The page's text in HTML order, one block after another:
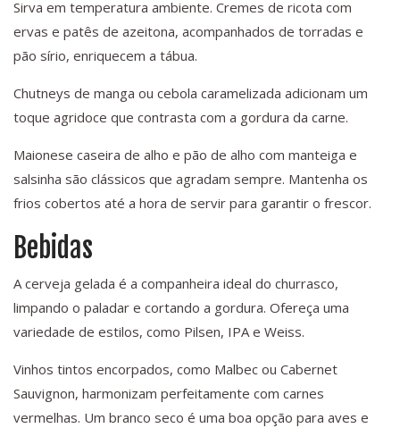
Sirva em temperatura ambiente. Cremes de ricota com
ervas e patês de azeitona, acompanhados de torradas e
pão sírio, enriquecem a tábua.
Chutneys de manga ou cebola caramelizada adicionam um
toque agridoce que contrasta com a gordura da carne.
Maionese caseira de alho e pão de alho com manteiga e
salsinha são clássicos que agradam sempre. Mantenha os
frios cobertos até a hora de servir para garantir o frescor.
Bebidas
A cerveja gelada é a companheira ideal do churrasco,
limpando o paladar e cortando a gordura. Ofereça uma
variedade de estilos, como Pilsen, IPA e Weiss.
Vinhos tintos encorpados, como Malbec ou Cabernet
Sauvignon, harmonizam perfeitamente com carnes
vermelhas. Um branco seco é uma boa opção para aves e